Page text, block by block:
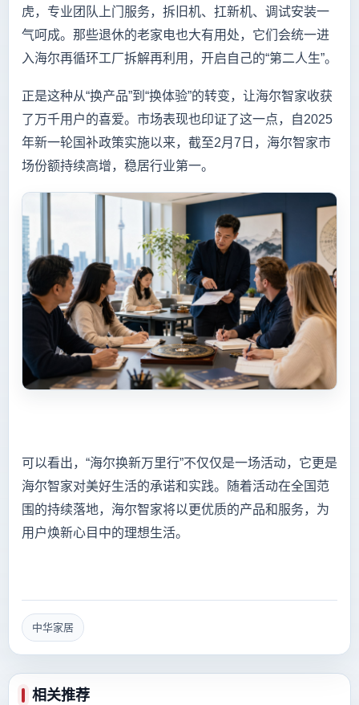
虎，专业团队上门服务，拆旧机、扛新机、调试安装一
气呵成。那些退休的老家电也大有用处，它们会统一进
入海尔再循环工厂拆解再利用，开启自己的“第二人生”。
正是这种从“换产品”到“换体验”的转变，让海尔智家收获
了万千用户的喜爱。市场表现也印证了这一点，自2025
年新一轮国补政策实施以来，截至2月7日，海尔智家市
场份额持续高增，稳居行业第一。
可以看出，“海尔换新万里行”不仅仅是一场活动，它更是
海尔智家对美好生活的承诺和实践。随着活动在全国范
围的持续落地，海尔智家将以更优质的产品和服务，为
用户焕新心目中的理想生活。
中华家居
相关推荐